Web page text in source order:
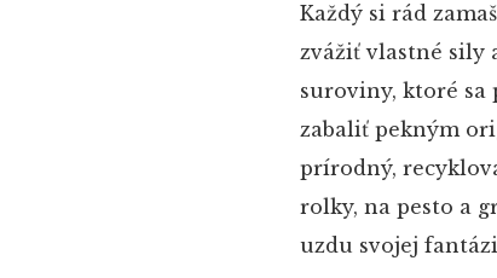
Každý si rád
zvážiť vlastné sily
suroviny, ktoré sa
zabaliť pekným
prírodný,
rolky, na pesto a
uzdu svojej